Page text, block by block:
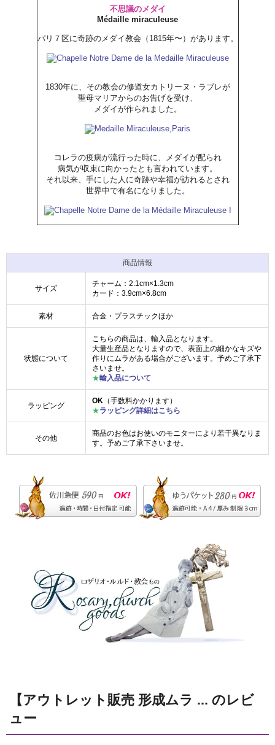
不思議のメダイ
Médaille miraculeuse
パリ７区に奇跡のメダイ教会（1815年〜）があります。
1830年に、その教会の修道女カトリーヌ・ラブレが
聖母マリアからのお告げを受け、
メダイが作られました。
コレラの疫病が流行った時に、メダイが配られ
病気が収束に向かったとも言われています。
それ以来、手にした人に奇跡や幸福が訪れるとされ
世界中で有名になりました。
商品情報
サイズ
チャーム：2.1cm×1.3cm
カード：3.9cm×6.8cm
素材 合金・プラスチックほか
状態について
こちらの商品は、輸入品となります。
大量生産品となりますので、表面上の細かなキズや
作りにムラがある場合がございます。予めご了承下
さいませ。
★輸入品について
ラッピング
OK （手数料かかります）
★ラッピング詳細はこちら
その他
商品のお色はお使いのモニターにより若干異なりま
す。予めご了承下さいませ。
【アウトレット販売 形成ムラ ... のレビ
ュー